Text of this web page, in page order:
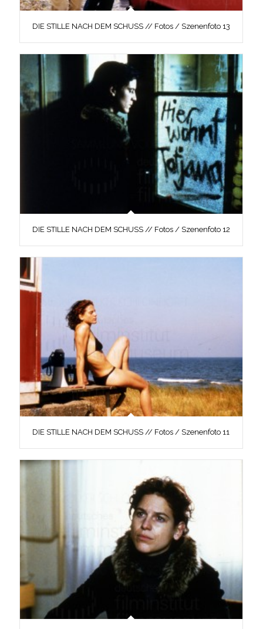
DIE STILLE NACH DEM SCHUSS // Fotos / Szenenfoto 13
DIE STILLE NACH DEM SCHUSS // Fotos / Szenenfoto 12
DIE STILLE NACH DEM SCHUSS // Fotos / Szenenfoto 11